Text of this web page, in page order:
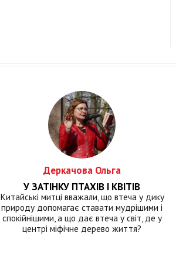
Деркачова Ольга
У ЗАТІНКУ ПТАХІВ І КВІТІВ
Китайські митці вважали, що втеча у дику
природу допомагає ставати мудрішими і
спокійнішими, а що дає втеча у світ, де у
центрі міфічне дерево життя?